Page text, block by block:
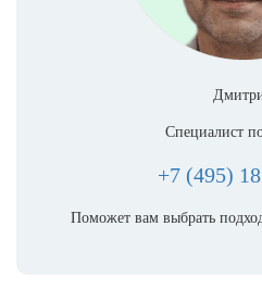
Специалист
+7 (495)
Поможет вам выбрать